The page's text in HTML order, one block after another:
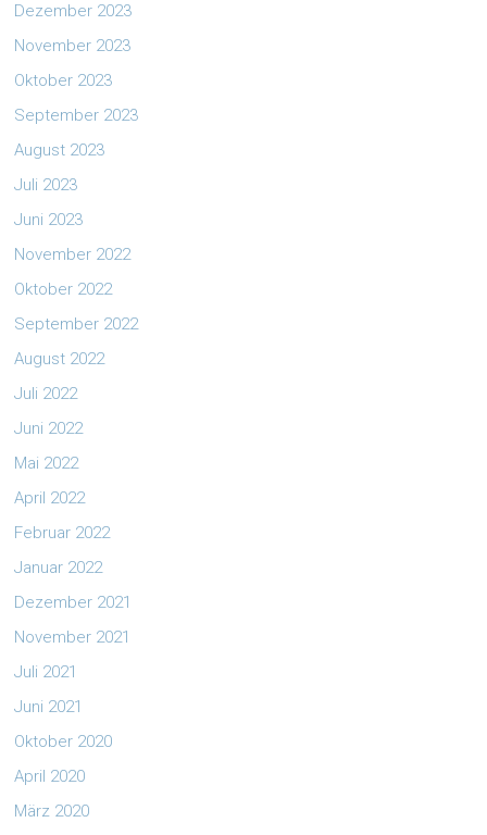
Dezember 2023
November 2023
Oktober 2023
September 2023
August 2023
Juli 2023
Juni 2023
November 2022
Oktober 2022
September 2022
August 2022
Juli 2022
Juni 2022
Mai 2022
April 2022
Februar 2022
Januar 2022
Dezember 2021
November 2021
Juli 2021
Juni 2021
Oktober 2020
April 2020
März 2020